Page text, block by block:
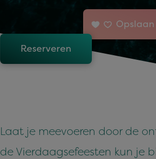
Reserveren
Laat je meevoeren door de
de Vierdaagsefeesten kun je